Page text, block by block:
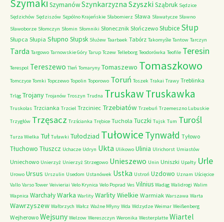
Szymaki SzymanówSzynkarzyzna Szyszki Sząbruk Sędzice
Sędzichów Sędziszów Sępólno Krajeńskie Słabomierz Sława Sławatycze Sławno
Sławoborze Słomczyn Słomin Słomniki Słonecznik Słończewo Słubice Słup
Słupca Słupia Słupno Słupsk Służew Taarbaek Tabórz Takomyśle Tantow Tarczyn
Tarda Targowo Tarnowskie Góry Tarup Tczew Telleborg Teodorówka Teofile Teresin
Terespol Tereszewo Tleń Tomaryny Tomaszewo Tomaszkowo
Tomczyce Tomki Topczewo Topolin Toporowo Toruń Toszek Trakai Trawy Treblinka
Trląg Trojany Trojanów Troszyn Trudna TruskawTruskawka
Truskolas Trzcianka Trzciel Trzciniec Trzebiatów Trzebuń Trzemeszno Lubuskie
Trzygłów Trzęsacz Trzścianka Trębice Tuchola Tuczki Tujsk Tum Turośl
Turza Wielka Tuł Tuławki Tułodziad Tułowice Tynwałd Tyłowo
Tłuchowo Tłuszcz Uchacze Udryn Ukta Ulikowo Ulinia Ulrichorst Umiastów
Uniechowo Unierzyż Unierzyż Strzegowo Unieszewo Unin Uniszki Upałty Urle
Urowo Ursus Urszulin Usedom Ustanówek Ustka Ustroń Uzdowo Uznam Uścięcice
Vallo Varso Tower Veivieriai Velo Krynica Velo Poprad Ves Vilnius Wadąg Walidrogi Walim
Wapnica WarchałyWarka Warlity Warlity Wielkie Warmiak Warszawa Warta
Wawrzyszew Wałbrzych Wałcz Ważne Młyny Wda Wdzydze Weimar Weißenberg
Wejherowo Wejsuny Welzow Wereszczyn Weronika Westerplatte Wiartel